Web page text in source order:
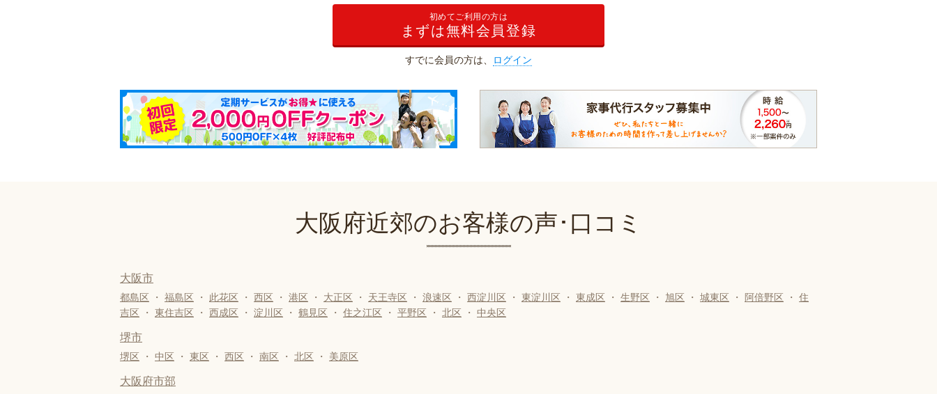
初めてご利用の方は
まずは無料会員登録
すでに会員の方は、 ログイン
大阪府近郊のお客様の声･口コミ
大阪市
都島区 ・ 福島区 ・ 此花区 ・ 西区 ・ 港区 ・ 大正区 ・ 天王寺区 ・ 浪速区 ・ 西淀川区 ・ 東淀川区 ・ 東成区 ・ 生野区 ・ 旭区 ・ 城東区 ・ 阿倍野区 ・ 住
吉区 ・ 東住吉区 ・ 西成区 ・ 淀川区 ・ 鶴見区 ・ 住之江区 ・ 平野区 ・ 北区 ・ 中央区
堺市
堺区 ・ 中区 ・ 東区 ・ 西区 ・ 南区 ・ 北区 ・ 美原区
大阪府市部